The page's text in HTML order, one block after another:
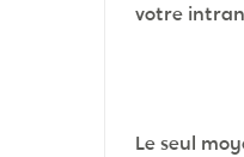
votre
Le seul